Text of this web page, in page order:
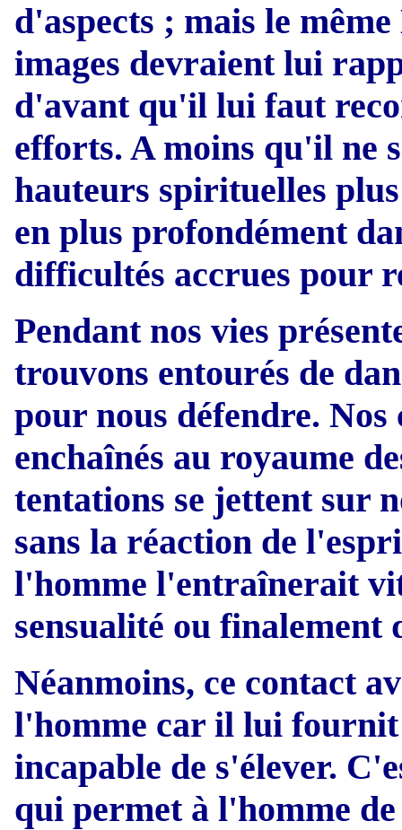
d'aspects ; mais le
images devraient lui
d'avant qu'il lui faut
efforts. A moins qu'il ne
hauteurs spirituelles
en plus profondément
difficultés accrues pour
Pendant nos vies
trouvons entourés de
pour nous défendre.
enchaînés au royaume
tentations se jettent sur
sans la réaction de
l'homme l'entraînerait
sensualité ou
Néanmoins, ce contact
l'homme car il lui fournit
incapable de s'élever.
qui permet à l'homme